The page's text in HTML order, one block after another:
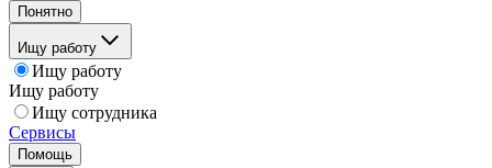
Понятно
Ищу работу
Ищу работу
Ищу работу
Ищу сотрудника
Сервисы
Помощь